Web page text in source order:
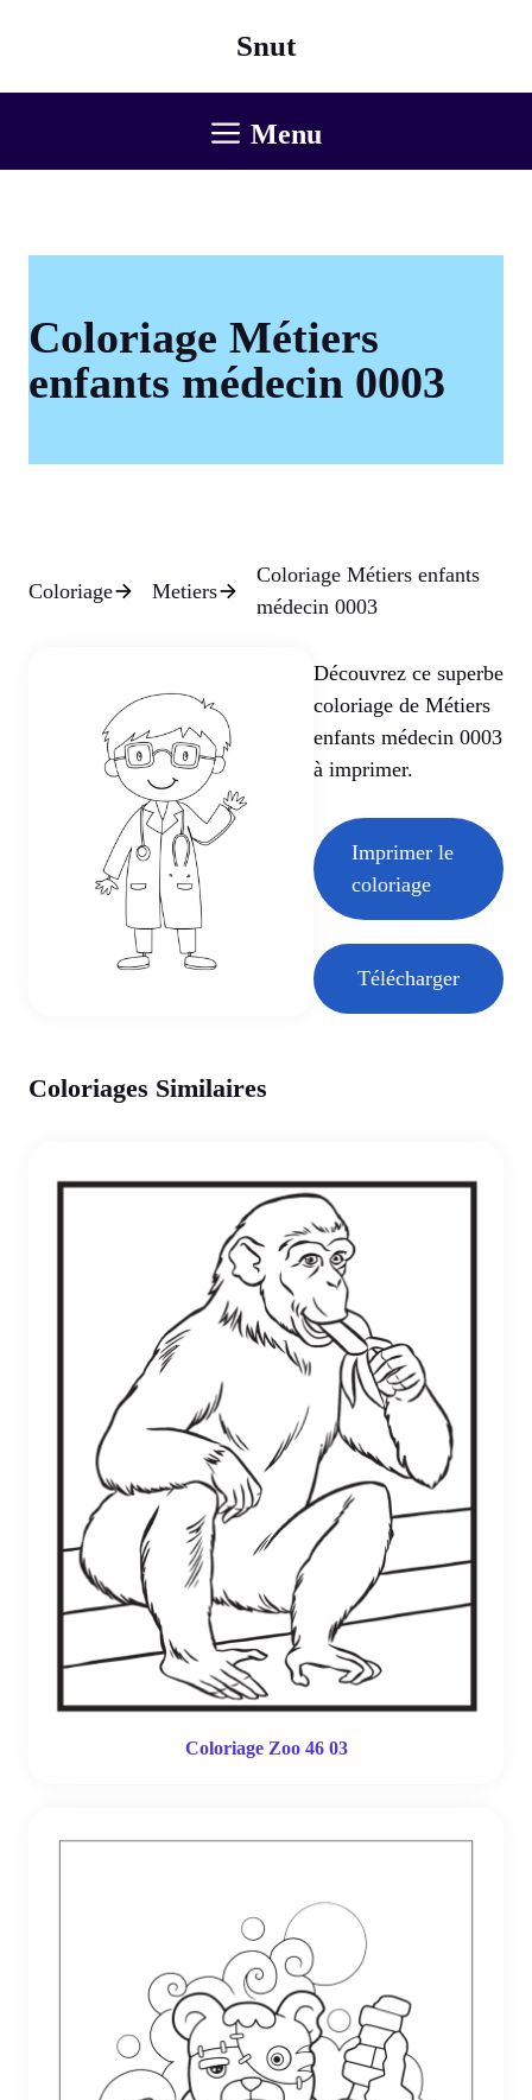
Snut
Menu
Coloriage Métiers
enfants médecin 0003
Coloriage Metiers
Coloriage Métiers enfants
médecin 0003
Découvrez ce superbe
coloriage de Métiers
enfants médecin 0003
à imprimer.
Imprimer le
coloriage
Télécharger
Coloriages Similaires
Coloriage Zoo 46 03